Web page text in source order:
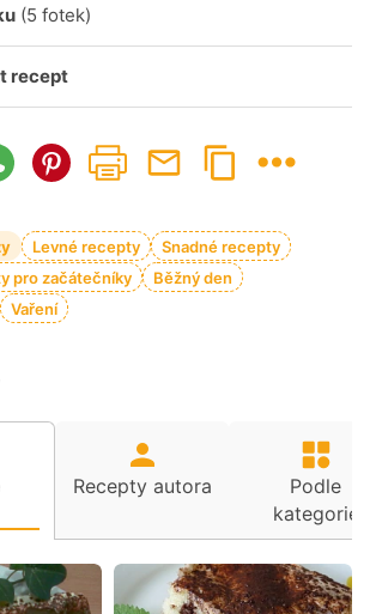
(5 fotek)
recept
Levné recepty
Snadné recepty
pro začátečníky
Běžný den
Vaření
Recepty autora
Podle
kategorie